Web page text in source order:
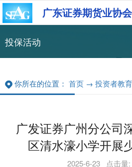
广东证券期货业协会
投保活动
你所在的位置： 首页 → 投资者教
广发证券广州分公司
区清水濠小学开展
2025-6-23 点击量: